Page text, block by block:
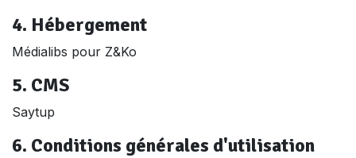
4. Hébergement
Médialibs pour Z&Ko
5. CMS
Saytup
6. Conditions générales d'utilisation